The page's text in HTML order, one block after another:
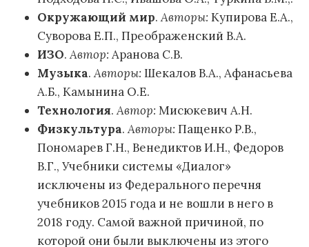
Окружающий мир.Авторы: Купирова Е.А.,
Суворова Е.П., Преображенский В.А.
ИЗО.Автор: Аранова С.В.
Музыка.Авторы: Шекалов В.А., Афанасьева
А.Б., Камынина О.Е.
Технология.Автор: Мисюкевич А.Н.
Физкультура.Авторы: Пащенко Р.В.,
Пономарев Г.Н., Венедиктов И.Н., Федоров
В.Г., Учебники системы «Диалог»
исключены из Федерального перечня
учебников 2015 года и не вошли в него в
2018 году. Самой важной причиной, по
которой они были выключены из этого